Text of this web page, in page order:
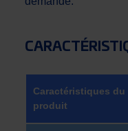
Caractéristiques du
produit